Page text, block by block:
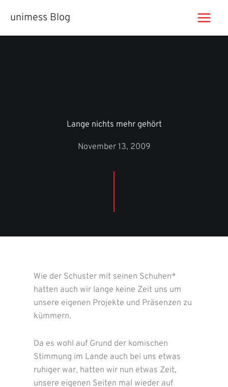
Inhaltunimess Blog
Lange nichts mehr gehört
November 13, 2009
Wie der Schuster mit seinen Schuhen*
hatten auch wir lange keine Zeit uns um
unsere eigenen Projekte und Präsenzen zu
kümmern.
Da es wohl auf Grund der komischen
Stimmung im Lande auch bei uns etwas
ruhiger war, hatten wir nun etwas Zeit,
unsere eigenen Seiten mal wieder auf